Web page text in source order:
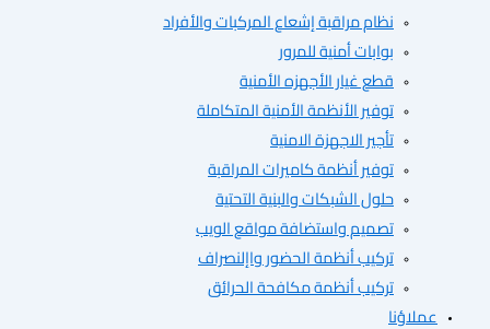
نظام مراقبة إشعاع المركبات والأفراد
بوابات أمنية للمرور
قطع غيار الأجهزه الأمنية
توفير الأنظمة الأمنية المتكاملة
تأجير الاجهزة الامنية
توفير أنظمة كاميرات المراقبة
حلول الشبكات والبنية التحتية
تصميم واستضافة مواقع الويب
تركيب أنظمة الحضور واإلنصراف
تركيب أنظمة مكافحة الحرائق